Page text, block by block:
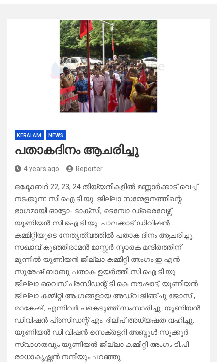
KERALAM NEWS
പതാകദിനം ആചരിച്ചു
4 years ago Reporter
ഒക്ടോബർ 22, 23, 24 തിയ്യതികളിൽ മണ്ണാർക്കാട് വെച്ച്
നടക്കുന്ന സി.ഐ.ടി.യു. ജില്ലാ സമ്മേളനത്തിന്റെ
ഭാഗമായി ഓട്ടോ- ടാക്സി, ടെമ്പോ ഡ്രൈവേഴ്സ്
യൂണിയൻ സി.ഐ.ടി.യു. പാലക്കാട് ഡിവിഷൻ
കമ്മിറ്റിയുടെ നേതൃത്വത്തിൽ പതാക ദിനം ആചരിച്ചു.
സഖാവ് കുഞ്ഞിരാമൻ മാസ്റ്റർ സ്മാരക മന്ദിരത്തിന്
മുന്നിൽ യൂണിയൻ ജില്ലാ കമ്മിറ്റി അംഗം ഇ.എൻ
സുരേഷ് ബാബു പതാക ഉയർത്തി സി.ഐ.ടി.യു.
ജില്ലാ വൈസ് പ്രസിഡന്റ് ടി.കെ നൗഷാദ്, യൂണിയൻ
ജില്ലാ കമ്മിറ്റി അംഗങ്ങളായ അഡ്വ ജിഞ്ചു ജോസ് ,
രാകേഷ് , എന്നിവർ പകെടുത്ത് സംസാരിച്ചു. യൂണിയൻ
ഡിവിഷൻ പ്രസിഡന്റ് എം. ദിലീപ് അധ്യഷത വഹിച്ചു.
യൂണിയൻ ഡി വിഷൻ സെക്രട്ടറി അബ്ദുൾ സുക്കൂർ
സ്വാഗതവും യൂണിയൻ ജില്ലാ കമ്മിറ്റി അംഗം ടി.പി
രാധാകൃഷ്ണൻ നന്ദിയും പറഞ്ഞു.